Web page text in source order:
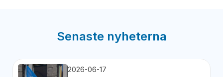
Senaste nyheterna
2026-06-17